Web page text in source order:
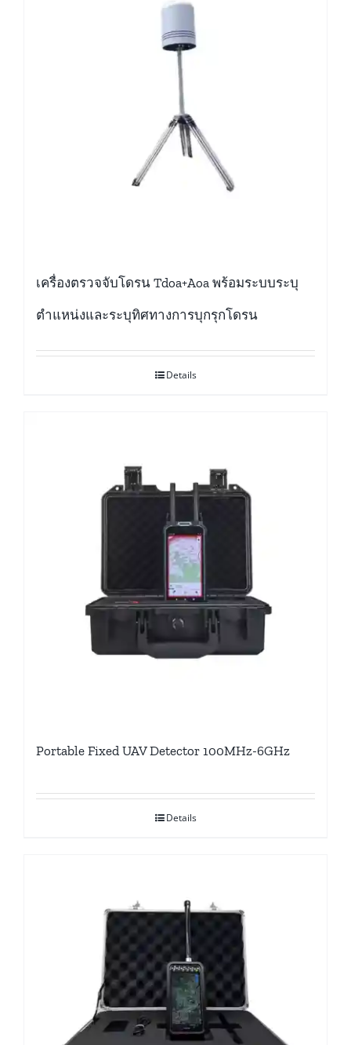
เครื่องตรวจจับโดรน Tdoa+Aoa พร้อมระบบระบุ
ตำแหน่งและระบุทิศทางการบุกรุกโดรน
Details
Portable Fixed UAV Detector 100MHz-6GHz
Details